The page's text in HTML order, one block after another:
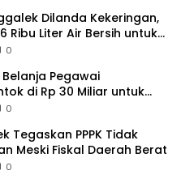
Dilanda Kekeringan,
Ribu Liter Air Bersih untuk
0
Pegawai
di Rp 30 Miliar untuk
0
Tegaskan PPPK Tidak
Meski Fiskal Daerah Berat
0